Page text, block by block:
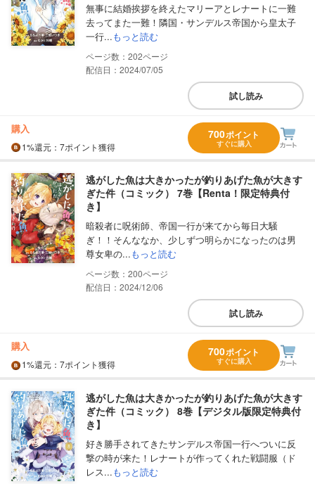
無事に結婚挨拶を終えたマリーアとレナートに一難
去ってまた一難！隣国・サンデルス帝国から皇太子
一行...もっと読む
202
配信日：2024/07/05
試し読み
購入
1%還元 ：7ポイント獲得
700ポイント
すぐに購入
逃がした魚は大きかったが釣りあげた魚が大きす
ぎた件（コミック） 7巻【Renta！限定特典付
き】
暗殺者に呪術師、帝国一行が来てから毎日大騒
ぎ！！そんななか、少しずつ明らかになったのは男
尊女卑の...もっと読む
200
配信日：2024/12/06
試し読み
購入
1%還元 ：7ポイント獲得
700ポイント
すぐに購入
逃がした魚は大きかったが釣りあげた魚が大きす
ぎた件（コミック） 8巻【デジタル版限定特典付
き】
好き勝手されてきたサンデルス帝国一行へついに反
撃の時が来た！レナートが作ってくれた戦闘服（ド
レス...もっと読む